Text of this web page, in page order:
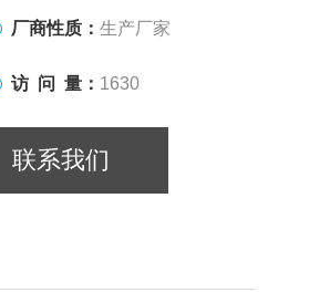
厂商性质：生产厂家
访 问 量： 1630
联系我们